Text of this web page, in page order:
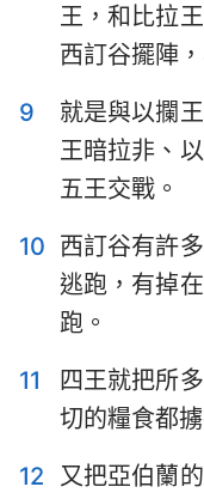
王，和比拉
西訂谷擺陣
9
就是與以攔
王暗拉非、
五王交戰。
10 西訂谷有許
逃跑，有掉
跑。
11
四王就把所
切的糧食都擄
12
又把亞伯蘭